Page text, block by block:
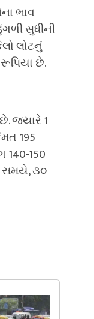
ભાવ
સુધીની
લોટનું
છે.
જ્યારે 1
195
150
સમયે, ૩૦